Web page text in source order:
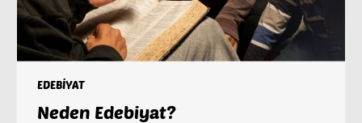
EDEBİYAT
Neden Edebiyat?